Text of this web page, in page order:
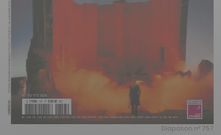
Diapason n° 757